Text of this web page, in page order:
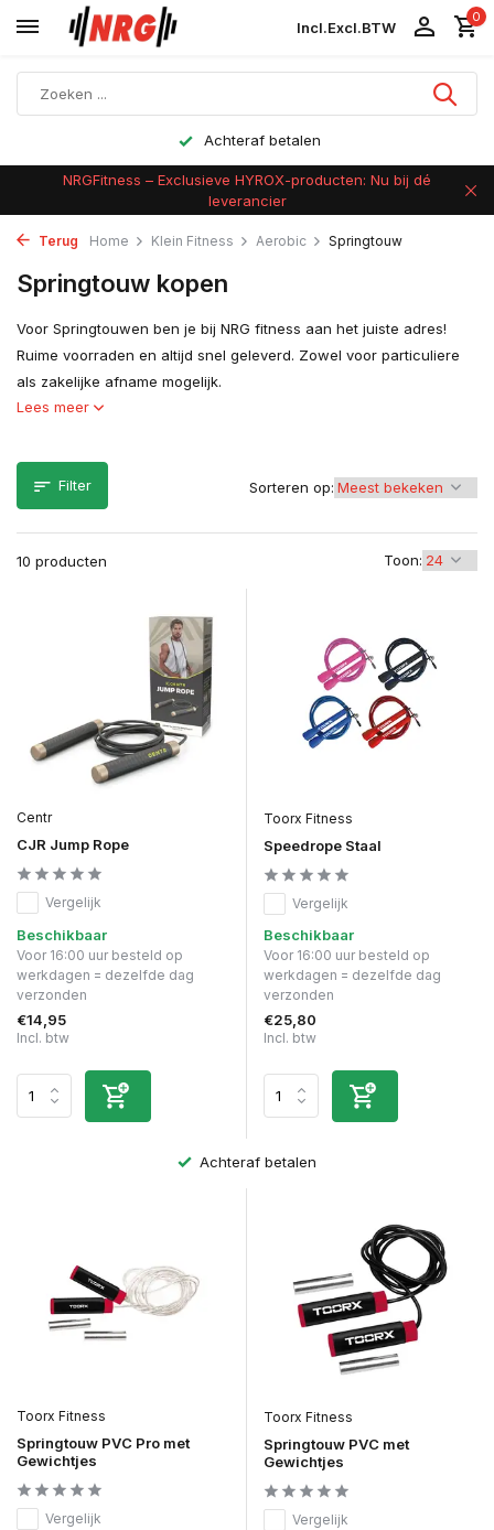
Incl.Excl.BTW
0
Achteraf betalen
NRGFitness – Exclusieve HYROX-producten: Nu bij dé
leverancier
Terug Home Klein Fitness Aerobic Springtouw
Springtouw kopen
Voor Springtouwen ben je bij NRG fitness aan het juiste adres!
Ruime voorraden en altijd snel geleverd. Zowel voor particuliere
als zakelijke afname mogelijk.
Lees meer
Filter
10 producten Toon:
Sorteren op:
Centr
CJR Jump Rope
Vergelijk
Beschikbaar
Voor 16:00 uur besteld op
werkdagen = dezelfde dag
verzonden
€14,95
Incl. btw
Toorx Fitness
Speedrope Staal
Vergelijk
Beschikbaar
Voor 16:00 uur besteld op
werkdagen = dezelfde dag
verzonden
€25,80
Incl. btw
Achteraf betalen
Toorx Fitness
Springtouw PVC Pro met
Gewichtjes
Vergelijk
Toorx Fitness
Springtouw PVC met
Gewichtjes
Vergelijk